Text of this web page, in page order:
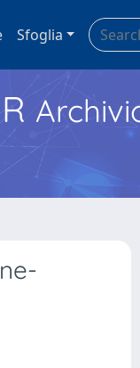
Sfoglia